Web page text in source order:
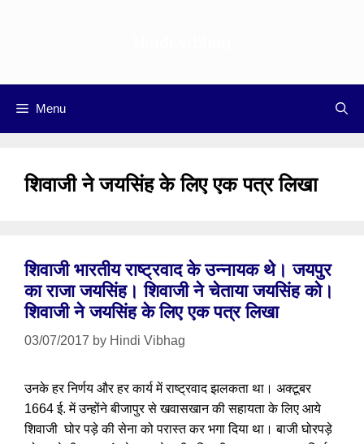
Menu
शिवाजी ने जयसिंह के लिए एक पत्र लिखा
शिवाजी भारतीय राष्ट्रवाद के उन्नायक थे। जयपुर
का राजा जयसिंह। शिवाजी ने चेताया जयसिंह को।
शिवाजी ने जयसिंह के लिए एक पत्र लिखा
03/07/2017 by Hindi Vibhag
उनके हर निर्णय और हर कार्य में राष्ट्रवाद झलकता था। अक्टूबर
1664 ई. में उन्होंने बीजापुर से खवासखान की सहायता के लिए आये
शिवाजी घोर पड़े की सेना को परास्त कर भगा दिया था। बाजी घोरपड़े